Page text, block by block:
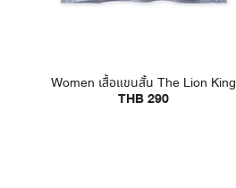
Women เสื้อแขนสั้น The Lion King
THB 290